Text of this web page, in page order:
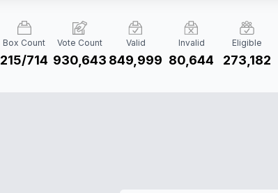
Box Count
215/714
Vote Count
930,643
Valid
849,999
Invalid
80,644
Eligible
273,182